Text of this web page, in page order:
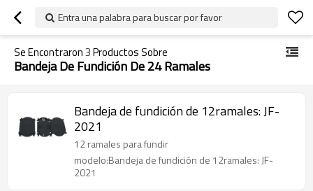
Entra una palabra para buscar por favor
Se Encontraron3Productos Sobre
Bandeja De Fundición De 24 Ramales
Bandeja de fundición de 12ramales: JF-
2021
12 ramales para fundir
modelo:Bandeja de fundición de 12ramales: JF-
2021